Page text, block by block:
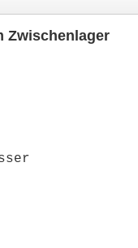
Zwischenlager